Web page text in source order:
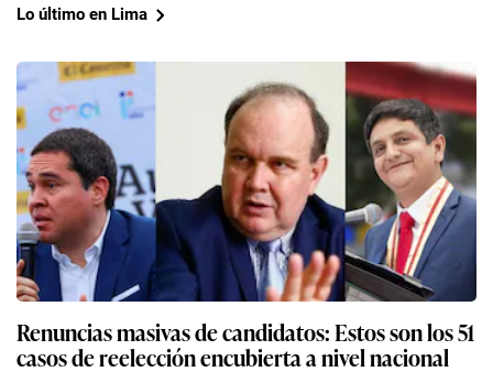
Lo último en Lima
Renuncias masivas de candidatos: Estos son los 51
casos de reelección encubierta a nivel nacional